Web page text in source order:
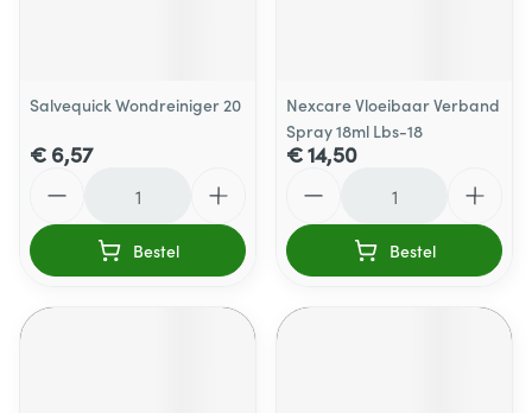
Salvequick Wondreiniger 20
€ 6,57
Bestel
Nexcare Vloeibaar Verband
Spray 18ml Lbs-18
€ 14,50
Bestel